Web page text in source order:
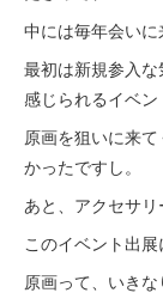
中には毎年会いに
最初は新規参入
感じられるイベン
原画を狙いに来
かったですし。
あと、アクセサリ
このイベント出展
原画って、いきな